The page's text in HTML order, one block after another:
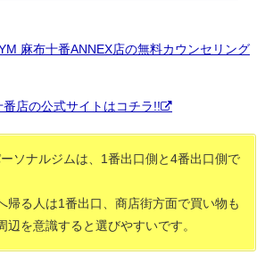
麻布十番ANNEX店の無料カウンセリング
店の公式サイトはコチラ!!
ソナルジムは、1番出口側と4番出口側で
帰る人は1番出口、商店街方面で買い物も
辺を意識すると選びやすいです。